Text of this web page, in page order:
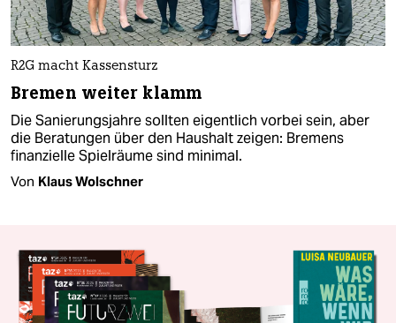
R2G macht Kassensturz
Bremen weiter klamm
Die Sanierungsjahre sollten eigentlich vorbei sein, aber
die Beratungen über den Haushalt zeigen: Bremens
finanzielle Spielräume sind minimal.
Von Klaus Wolschner